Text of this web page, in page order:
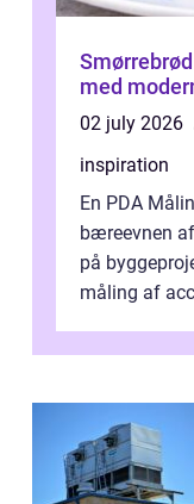
Smørrebrød aalborg
med
02 july 2026
inspiration
En PDA
bæreevnen
på
måling af